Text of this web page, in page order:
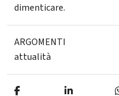
dimenticare.
ARGOMENTI
attualità